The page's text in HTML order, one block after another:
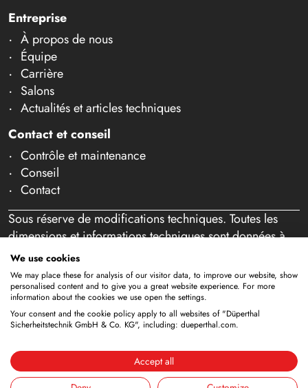
Entreprise
À propos de nous
Équipe
Carrière
Salons
Actualités et articles techniques
Contact et conseil
Contrôle et maintenance
Conseil
Contact
Sous réserve de modifications techniques. Toutes les
dimensions et informations techniques sont données à
titre indicatif. Sous réserve d'erreurs et de fautes de
frappe. Notre offre s'adresse exclusivement aux
professionnels au sens de l'article 14 BGB. Aucune vente
aux particuliers n'a lieu. En utilisant ce site Web et en
passant éventuellement commande, vous confirmez agir
Mentions Déclaration de Conditions
We use cookies
We may place these for analysis of our visitor data, to improve our website, show
personalised content and to give you a great website experience. For more
information about the cookies we use open the settings.
Your consent and the cookie policy apply to all websites of "Düperthal
Sicherheitstechnik GmbH & Co. KG", including: dueperthal.com.
Accept all